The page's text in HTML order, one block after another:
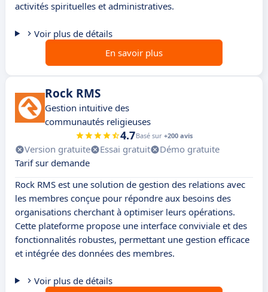
activités spirituelles et administratives.
Voir plus de détails
En savoir plus
Rock RMS
Gestion intuitive des
communautés religieuses
4.7Basé sur +200 avis
Version gratuite Essai gratuit
Démo gratuite
Tarif sur demande
Rock RMS est une solution de gestion des relations avec
les membres conçue pour répondre aux besoins des
organisations cherchant à optimiser leurs opérations.
Cette plateforme propose une interface conviviale et des
fonctionnalités robustes, permettant une gestion efficace
et intégrée des données des membres.
Voir plus de détails